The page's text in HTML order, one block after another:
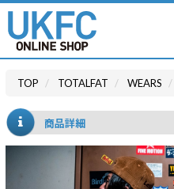
TOP TOTALFAT WEARS
商品詳細